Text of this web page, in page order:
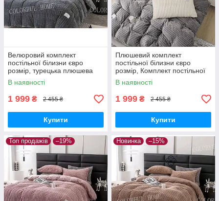
Велюровий комплект
постільної білизни євро
розмір, турецька плюшева
постільна білизна однотонна
В наявності
1 999 ₴ 2 455 ₴
Купити
Плюшевий комплект
постільної білизни євро
розмір, Комплект постільної
білизни з Велюр ТМ Colorful
Home
В наявності
1 999 ₴ 2 455 ₴
Купити
Топ продажів –19% Новинка –15%